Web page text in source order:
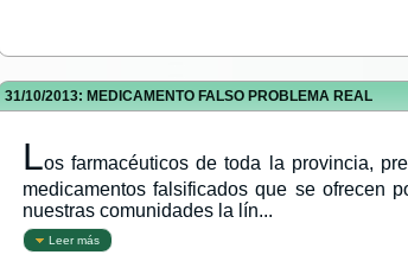
31/10/2013: MEDICAMENTO FALSO PROBLEMA REAL
Los farmacéuticos de toda la provincia,
medicamentos falsificados que se ofrecen
nuestras comunidades la lín...
Leer más